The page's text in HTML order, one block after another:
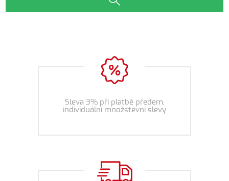
Sleva 3% při platbě předem,
individuální množstevní slevy